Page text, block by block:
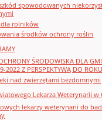
spowodowanych
rolników
środków ochrony roślin
ŚRODOWISKA DLA
2022 Z PERSPEKTYWĄ DO
nad zwierzętami bezdomnymi
Lekarza Weterynarii w
lekarzy weterynarii do